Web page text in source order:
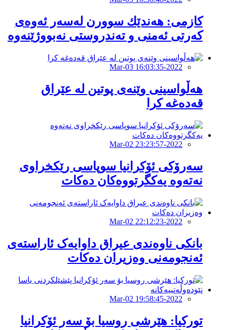
كازمى: هه‌ندێك سوورن له‌سه‌ر ئه‌وه‌ى
كه‌رتى ئه‌منى و ته‌ندروستى نه‌بووژێنه‌وه‌
2022-Mar-03 16:03:35
هه‌ڵواسینى وێنه‌ى پوتین له‌ عێراق
قه‌ده‌غه‌ كرا
2022-Mar-02 23:23:57
سەرۆکی ئۆکرانیا سوپاسی رێکخراوی
نەتەوە یەکگرتووەکان دەکات
2022-Mar-02 22:12:23
بانکی ناوەندی عیراق داوایەک ئاراستەی
ئەنجومەنی وەزیران دەکات
2022-Mar-02 19:58:45
تورکیا: هێرشی روسیا بۆ سەر ئۆکرانیا